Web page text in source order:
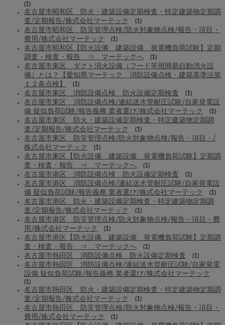
(1)
名古屋市昭和区 防火・建築設備定期検査・特定建築物定期調
査/定期報告/株式会社マーテック
(1)
名古屋市昭和区 防災管理点検/防火対象物点検/報告・項目・
費用/株式会社マーテック
(1)
名古屋市昭和区【防火設備 建築設備 発電機負荷試験】定期
調査・検査・報告 ⇒ マーテックへ
(1)
名古屋市東区 ダクト消火設備（フード等用簡易自動消火設
備）とは？【愛知県マーテック 消防設備点検・建築基準法第
１２条点検】
(1)
名古屋市東区 消防設備点検 防火設備定期検査 (1)
名古屋市東区 消防設備点検/連結送水管耐圧試験/自家発電設
備 疑似負荷試験/報告義務 業者選び/株式会社マーテック
(1)
名古屋市東区 防火・建築設備定期検査・特定建築物定期調
査/定期報告/株式会社マーテック
(1)
名古屋市東区 防災管理点検/防火対象物点検/報告・項目・/
株式会社マーテック
(1)
名古屋市東区【防火設備 建築設備 発電機負荷試験】定期調
査・検査・報告 ⇒ マーテックへ
(1)
名古屋市港区 消防設備点検 防火設備定期検査 (1)
名古屋市港区 消防設備点検/連結送水管耐圧試験/自家発電設
備 疑似負荷試験/報告義務 業者選び/株式会社マーテック
(1)
名古屋市港区 防火・建築設備定期検査・特定建築物定期調
査/定期報告/株式会社マーテック
(1)
名古屋市港区 防災管理点検/防火対象物点検/報告・項目・費
用/株式会社マーテック
(1)
名古屋市港区【防火設備 建築設備 発電機負荷試験】定期調
査・検査・報告 ⇒ マーテックへ
(1)
名古屋市熱田区 消防設備点検 防火設備定期検査 (1)
名古屋市熱田区 消防設備点検/連結送水管耐圧試験/自家発電
設備 疑似負荷試験/報告義務 業者選び/株式会社マーテック
(1)
名古屋市熱田区 防火・建築設備定期検査・特定建築物定期調
査/定期報告/株式会社マーテック
(1)
名古屋市熱田区 防災管理点検/防火対象物点検/報告・項目・
費用/株式会社マーテック
(1)